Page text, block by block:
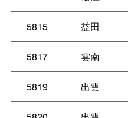
5815 益田
5817 雲南
5819 出雲